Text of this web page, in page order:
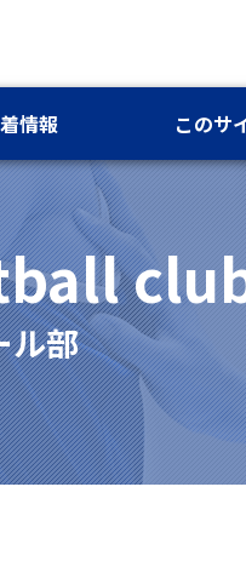
情報 このサ
ル部